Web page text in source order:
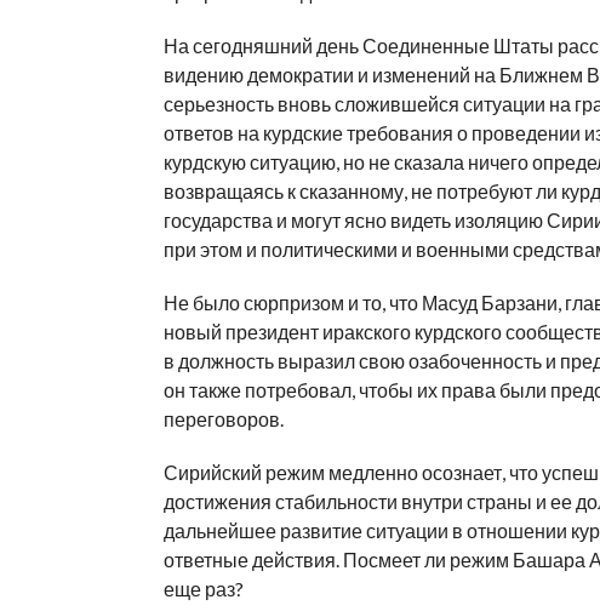
На сегодняшний день Соединенные Штаты
видению демократии и изменений на Ближнем
серьезность вновь сложившейся ситуации на
ответов на курдские требования о
курдскую ситуацию, но не сказала ничего
возвращаясь к сказанному, не потребуют ли
государства и могут ясно видеть изоляцию
при этом и политическими и военными
Не было сюрпризом и то, что Масуд Барзани,
новый президент иракского курдского
в должность выразил свою озабоченность и
он также потребовал, чтобы их права были
переговоров.
Сирийский режим медленно осознает, что
достижения стабильности внутри страны и ее
дальнейшее развитие ситуации в отношении
ответные действия. Посмеет ли режим Башара
еще раз?